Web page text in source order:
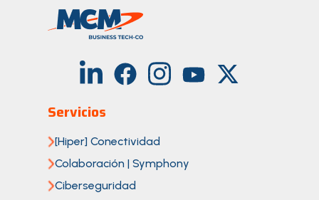
Servicios
[Hiper] Conectividad
Colaboración | Symphony
Ciberseguridad